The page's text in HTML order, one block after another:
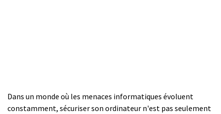
Dans un monde où les menaces informatiques évoluent
constamment, sécuriser son ordinateur n'est pas seulement